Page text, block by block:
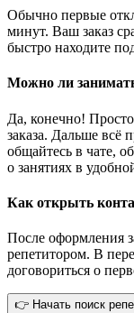
Обычно первые
минут. Ваш заказ
быстро находите
Можно ли
Да, конечно!
заказа. Дальше всё
общайтесь в чате,
о занятиях в
Как открыть
После оформления
репетитором. В
договориться о
👉 Начать поиск